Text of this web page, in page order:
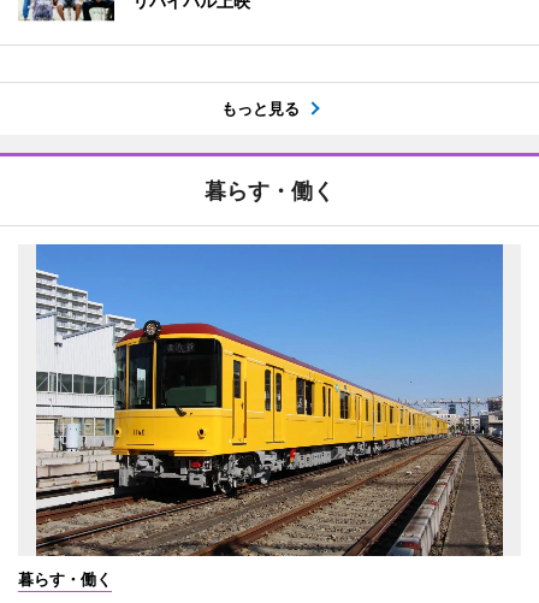
もっと見る
暮らす・働く
暮らす・働く